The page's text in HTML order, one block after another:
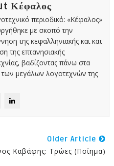
Κέφαλος
περιοδικό: «Κέφαλος»
με σκοπό την
της κεφαλληνιακής και κατ'
της επτανησιακής
βαδίζοντας πάνω στα
των μεγάλων λογοτεχνών της
Older Article
Καβάφης: Τρώες (ποίημα)